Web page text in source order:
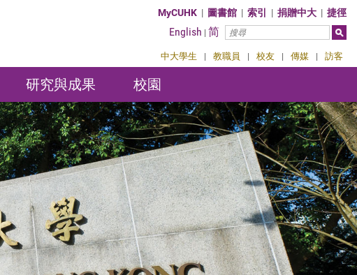
MyCUHK | 圖書館 | 索引 | 捐贈中大 | 捷徑
English | 简
中大學生 | 教職員 | 校友 | 傳媒 | 訪客
研究與成果 校園